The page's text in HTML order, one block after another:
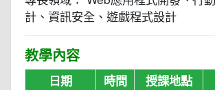
計、資訊安全、遊戲程式設計
教學內容
日期 時間 授課地點